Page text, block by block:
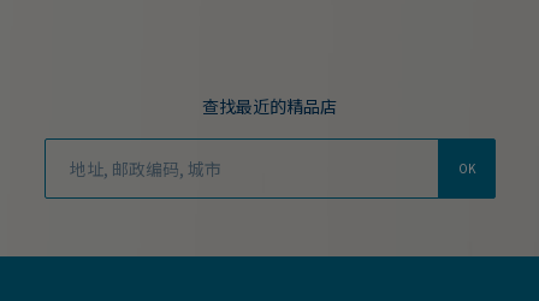
查找最近的精品店
OK